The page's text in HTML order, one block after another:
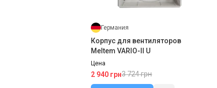
Германия
Корпус для вентиляторов
Meltem VARIO-II U
Цена
2 940 грн3 724 грн